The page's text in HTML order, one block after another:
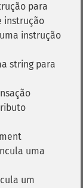
para
instrução
instrução
string para
uma
um